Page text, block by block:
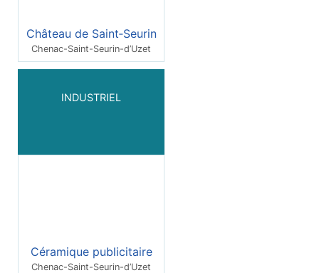
Château de Saint‑Seurin
Chenac-Saint-Seurin-d’Uzet
INDUSTRIEL
Céramique publicitaire
Chenac-Saint-Seurin-d’Uzet